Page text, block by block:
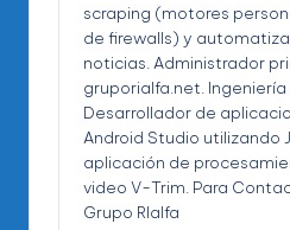
scraping (motores
de firewalls) y
noticias. Administrador
gruporialfa.net.
Desarrollador de
Android Studio utilizando
aplicación de
video V-Trim. Para
Grupo RIalfa